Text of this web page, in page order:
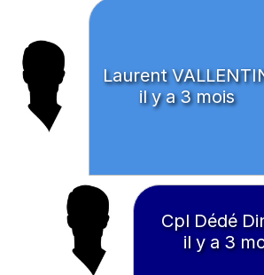
Laurent
il y a 3 mois
Cpl Dédé
il y a 3